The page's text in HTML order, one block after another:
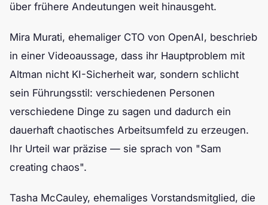
über frühere Andeutungen weit hinausgeht.
Mira Murati, ehemaliger CTO von OpenAI, beschrieb
in einer Videoaussage, dass ihr Hauptproblem mit
Altman nicht KI-Sicherheit war, sondern schlicht
sein Führungsstil: verschiedenen Personen
verschiedene Dinge zu sagen und dadurch ein
dauerhaft chaotisches Arbeitsumfeld zu erzeugen.
Ihr Urteil war präzise — sie sprach von "Sam
creating chaos".
Tasha McCauley, ehemaliges Vorstandsmitglied, die